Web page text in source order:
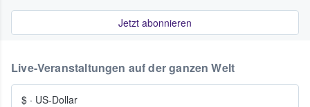
Jetzt abonnieren
Live-Veranstaltungen auf der ganzen Welt
$ · US-Dollar